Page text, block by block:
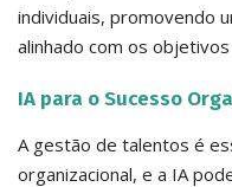
individuais, promovendo
alinhado com os
IA para o Sucesso
A gestão de talentos é
organizacional, e a IA